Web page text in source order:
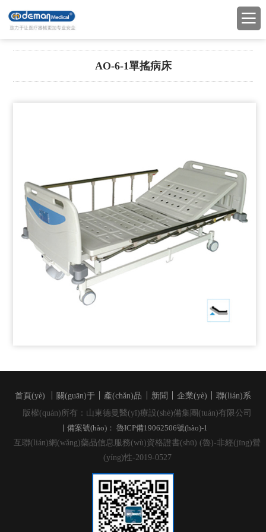
AO-6-1單搖病床
首頁(yè) 關(guān)于 產(chǎn)品 新聞 企業(yè)
聯(lián)系
版權(quán)所有：山東德曼醫(yī)療設(shè)備集團(tuán)有限公司
備案號(hào)： 魯ICP備19062506號(hào)-1
互聯(lián)網(wǎng)藥品信息服務(wù)資格證書(shū) (魯)-非經(jīng)營
(yíng)性-2019-0527